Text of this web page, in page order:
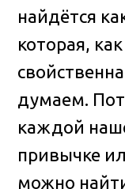
найдётся
которая,
думаем.
каждой
привычке
можно